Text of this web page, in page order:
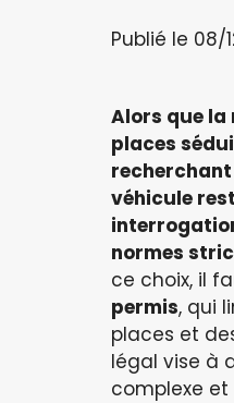
Publié le 08/
Alors que la
places
véhicule
normes
ce choix, il
permis, qui
places et
légal vise à
complexe et